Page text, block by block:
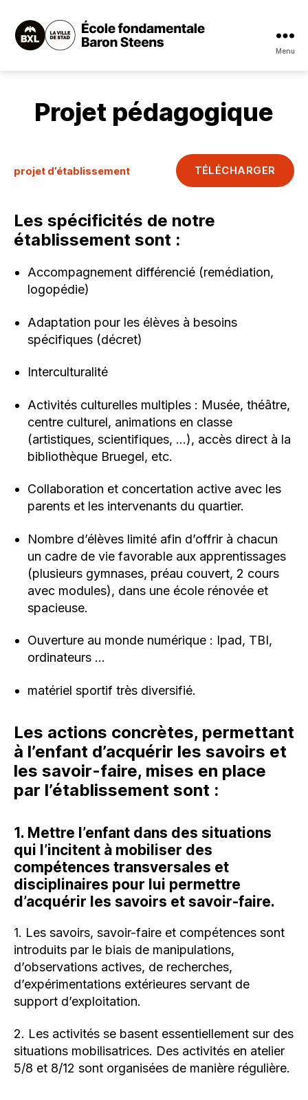
fondamentale
Steens
Menu
Projet pédagogique
projet d’établissement TÉLÉCHARGER
Les spécificités de notre
établissement sont :
Accompagnement différencié (remédiation,
logopédie)
Adaptation pour les élèves à besoins
spécifiques (décret)
Interculturalité
Activités culturelles multiples : Musée, théâtre,
centre culturel, animations en classe
(artistiques, scientifiques, …), accès direct à la
bibliothèque Bruegel, etc.
Collaboration et concertation active avec les
parents et les intervenants du quartier.
Nombre d’élèves limité afin d’offrir à chacun
un cadre de vie favorable aux apprentissages
(plusieurs gymnases, préau couvert, 2 cours
avec modules), dans une école rénovée et
spacieuse.
Ouverture au monde numérique : Ipad, TBI,
ordinateurs …
matériel sportif très diversifié.
Les actions concrètes, permettant
à l’enfant d’acquérir les savoirs et
les savoir-faire, mises en place
par l’établissement sont :
1. Mettre l’enfant dans des situations
qui l’incitent à mobiliser des
compétences transversales et
disciplinaires pour lui permettre
d’acquérir les savoirs et savoir-faire.
1. Les savoirs, savoir-faire et compétences sont
introduits par le biais de manipulations,
d’observations actives, de recherches,
d’expérimentations extérieures servant de
support d’exploitation.
2. Les activités se basent essentiellement sur des
situations mobilisatrices. Des activités en atelier
5/8 et 8/12 sont organisées de manière régulière.